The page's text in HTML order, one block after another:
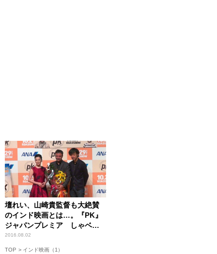
壇れい、山崎貴監督も大絶賛
のインド映画とは…。『PK』
ジャパンプレミア しゃベル
シネマ【第45回】
2016.08.02
TOP インド映画（1）